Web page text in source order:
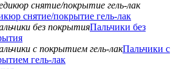
снятие/покрытие гель-лак
Пальчики без
Пальчики с
гель-лак